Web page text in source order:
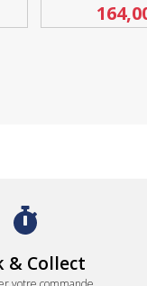
& Collect